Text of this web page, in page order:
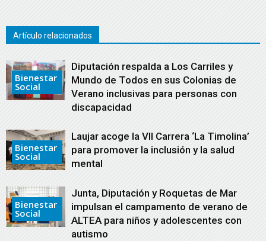
Artículo relacionados
Bienestar
Social
Diputación respalda a Los Carriles y
Mundo de Todos en sus Colonias de
Verano inclusivas para personas con
discapacidad
Bienestar
Social
Laujar acoge la VII Carrera ‘La Timolina’
para promover la inclusión y la salud
mental
Bienestar
Social
Junta, Diputación y Roquetas de Mar
impulsan el campamento de verano de
ALTEA para niños y adolescentes con
autismo